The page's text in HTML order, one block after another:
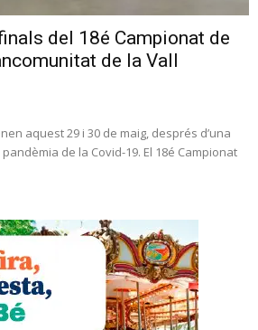
del 18é Campionat de
de la Vall
aquest 29 i 30 de maig, després d’una
de la Covid-19. El 18é Campionat